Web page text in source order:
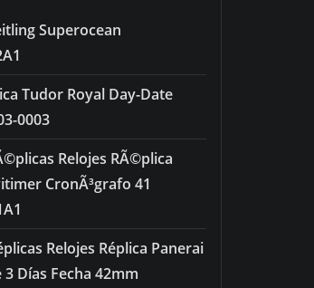
Superocean
Tudor Royal Day-Date
0003
Relojes RÃ©plica
CronÃ³grafo 41
Relojes Réplica Panerai
Días Fecha 42mm